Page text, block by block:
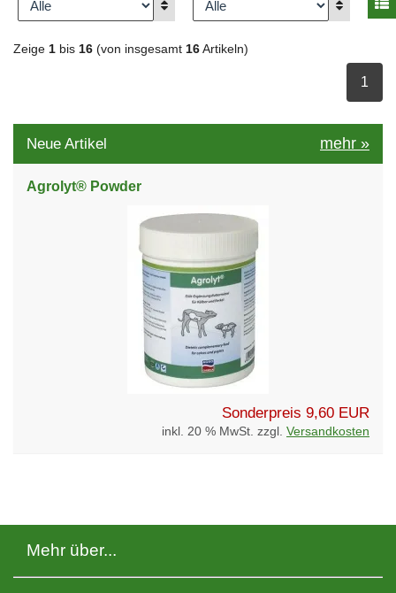
Anzeigen Anzeigen
Zeige 1 bis 16 (von insgesamt 16 Artikeln)
1
Neue Artikel mehr »
Agrolyt® Powder
Sonderpreis 9,60 EUR
inkl. 20 % MwSt. zzgl. Versandkosten
Mehr über...